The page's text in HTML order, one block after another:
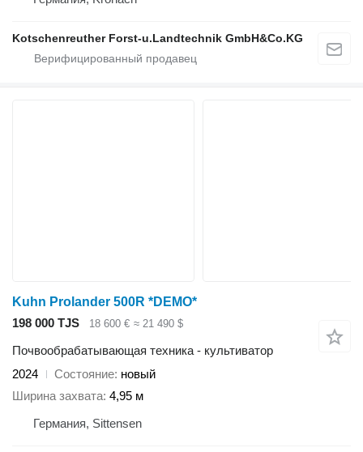
Kotschenreuther Forst-u.Landtechnik GmbH&Co.KG
Kuhn Prolander 500R *DEMO*
198 000 TJS
18 600 € ≈ 21 490 $
Почвообрабатывающая техника - культиватор
2024
Состояние новый
Ширина захвата 4,95 м
Германия, Sittensen